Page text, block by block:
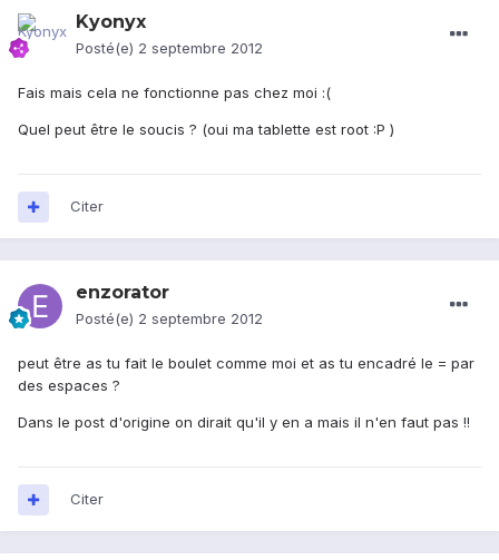
Kyonyx
Posté(e) 2 septembre 2012
Fais mais cela ne fonctionne pas chez moi :(
Quel peut être le soucis ? (oui ma tablette est root :P )
Citer
enzorator
Posté(e) 2 septembre 2012
peut être as tu fait le boulet comme moi et as tu encadré le = par
des espaces ?
Dans le post d'origine on dirait qu'il y en a mais il n'en faut pas !!
Citer